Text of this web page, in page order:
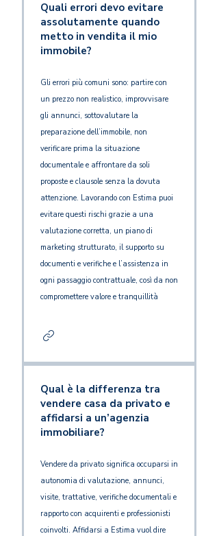
Quali errori devo evitare
assolutamente quando
metto in vendita il mio
immobile?
Gli errori più comuni sono: partire con
un prezzo non realistico, improvvisare
gli annunci, sottovalutare la
preparazione dell’immobile, non
verificare prima la situazione
documentale e affrontare da soli
proposte e clausole senza la dovuta
attenzione. Lavorando con Estima puoi
evitare questi rischi grazie a una
valutazione corretta, un piano di
marketing strutturato, il supporto su
documenti e verifiche e l’assistenza in
ogni passaggio contrattuale, così da non
compromettere valore e tranquillità
Qual è la differenza tra
vendere casa da privato e
affidarsi a un’agenzia
immobiliare?
Vendere da privato significa occuparsi in
autonomia di valutazione, annunci,
visite, trattative, verifiche documentali e
rapporto con acquirenti e professionisti
coinvolti. Affidarsi a Estima vuol dire